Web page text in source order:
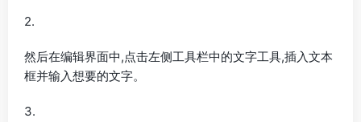
2.
然后在编辑界面中,点击左侧工具栏中的文字工具,插入文本
框并输入想要的文字。
3.